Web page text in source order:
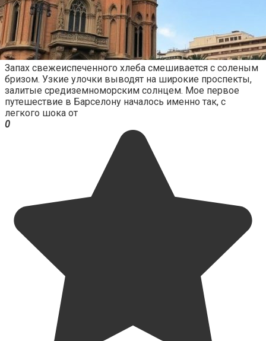
Запах свежеиспеченного хлеба смешивается с соленым
бризом. Узкие улочки выводят на широкие проспекты,
залитые средиземноморским солнцем. Мое первое
путешествие в Барселону началось именно так, с
легкого шока от
0